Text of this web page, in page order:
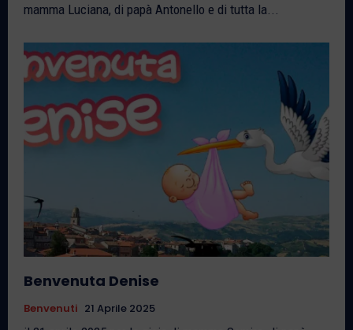
mamma Luciana, di papà Antonello e di tutta la...
Benvenuta Denise
Benvenuti 21 Aprile 2025